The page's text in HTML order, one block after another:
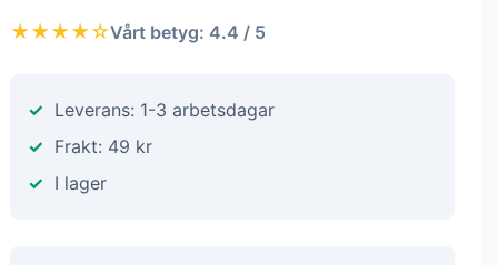
★★★★☆Vårt betyg: 4.4 / 5
Leverans: 1-3 arbetsdagar
Frakt: 49 kr
I lager